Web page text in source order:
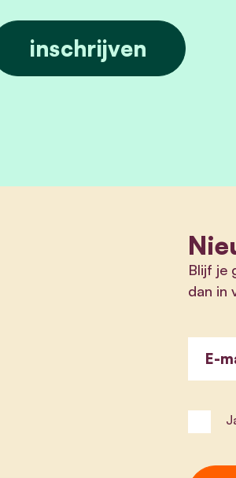
Blijf je
dan in
E-